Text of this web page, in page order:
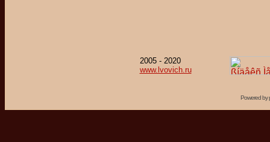
2005 - 2020
www.lvovich.ru
Powered by